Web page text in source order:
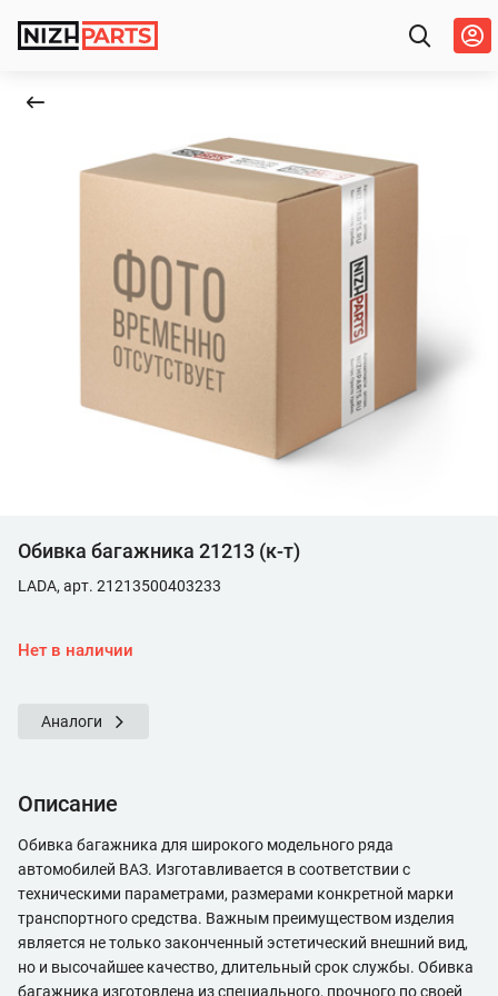
Обивка багажника 21213 (к-т)
LADA, арт. 21213500403233
Нет в наличии
Аналоги
Описание
Обивка багажника для широкого модельного ряда
автомобилей ВАЗ. Изготавливается в соответствии с
техническими параметрами, размерами конкретной марки
транспортного средства. Важным преимуществом изделия
является не только законченный эстетический внешний вид,
но и высочайшее качество, длительный срок службы. Обивка
багажника изготовлена из специального, прочного по своей